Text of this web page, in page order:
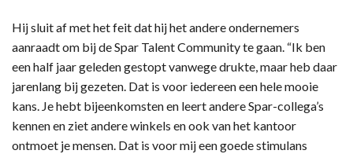
Hij sluit af met het feit dat hij het andere ondernemers
aanraadt om bij de Spar Talent Community te gaan. “Ik ben
een half jaar geleden gestopt vanwege drukte, maar heb daar
jarenlang bij gezeten. Dat is voor iedereen een hele mooie
kans. Je hebt bijeenkomsten en leert andere Spar-collega’s
kennen en ziet andere winkels en ook van het kantoor
ontmoet je mensen. Dat is voor mij een goede stimulans